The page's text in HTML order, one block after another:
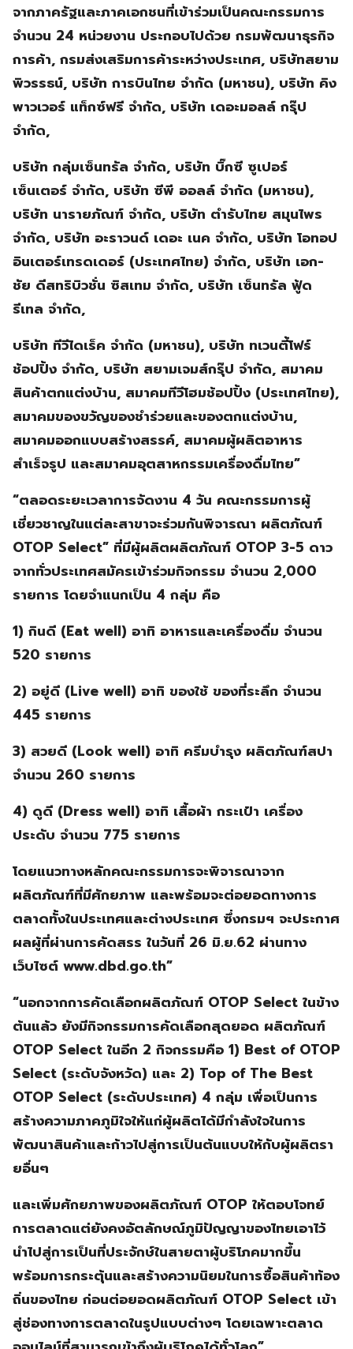
จากภาครัฐและภาคเอกชนที่เข้าร่วมเป็นคณะกรรมการ
จำนวน 24 หน่วยงาน ประกอบไปด้วย กรมพัฒนาธุรกิจ
การค้า, กรมส่งเสริมการค้าระหว่างประเทศ, บริษัทสยาม
พิวรรธน์, บริษัท การบินไทย จำกัด (มหาชน), บริษัท คิง
พาวเวอร์ แท็กซ์ฟรี จำกัด, บริษัท เดอะมอลล์ กรุ๊ป
จำกัด,
บริษัท กลุ่มเซ็นทรัล จำกัด, บริษัท บิ๊กซี ซูเปอร์
เซ็นเตอร์ จำกัด, บริษัท ซีพี ออลล์ จำกัด (มหาชน),
บริษัท นารายภัณฑ์ จำกัด, บริษัท ตำรับไทย สมุนไพร
จำกัด, บริษัท อะราวนด์ เดอะ เนค จำกัด, บริษัท โอทอป
อินเตอร์เทรดเดอร์ (ประเทศไทย) จำกัด, บริษัท เอก-
ชัย ดีสทริบิวชั่น ซิสเทม จำกัด, บริษัท เซ็นทรัล ฟู้ด
รีเทล จำกัด,
บริษัท ทีวีไดเร็ค จำกัด (มหาชน), บริษัท ทเวนตี้โฟร์
ช้อปปิ้ง จำกัด, บริษัท สยามเจมส์กรุ๊ป จำกัด, สมาคม
สินค้าตกแต่งบ้าน, สมาคมทีวีโฮมช้อปปิ้ง (ประเทศไทย),
สมาคมของขวัญของชำร่วยและของตกแต่งบ้าน,
สมาคมออกแบบสร้างสรรค์, สมาคมผู้ผลิตอาหาร
สำเร็จรูป และสมาคมอุตสาหกรรมเครื่องดื่มไทย”
“ตลอดระยะเวลาการจัดงาน 4 วัน คณะกรรมการผู้
เชี่ยวชาญในแต่ละสาขาจะร่วมกันพิจารณา ผลิตภัณฑ์
OTOP Select” ที่มีผู้ผลิตผลิตภัณฑ์ OTOP 3-5 ดาว
จากทั่วประเทศสมัครเข้าร่วมกิจกรรม จำนวน 2,000
รายการ โดยจำแนกเป็น 4 กลุ่ม คือ
1) กินดี (Eat well) อาทิ อาหารและเครื่องดื่ม จำนวน
520 รายการ
2) อยู่ดี (Live well) อาทิ ของใช้ ของที่ระลึก จำนวน
445 รายการ
3) สวยดี (Look well) อาทิ ครีมบำรุง ผลิตภัณฑ์สปา
จำนวน 260 รายการ
4) ดูดี (Dress well) อาทิ เสื้อผ้า กระเป๋า เครื่อง
ประดับ จำนวน 775 รายการ
โดยแนวทางหลักคณะกรรมการจะพิจารณาจาก
ผลิตภัณฑ์ที่มีศักยภาพ และพร้อมจะต่อยอดทางการ
ตลาดทั้งในประเทศและต่างประเทศ ซึ่งกรมฯ จะประกาศ
ผลผู้ที่ผ่านการคัดสรร ในวันที่ 26 มิ.ย.62 ผ่านทาง
เว็บไซต์ www.dbd.go.th”
“นอกจากการคัดเลือกผลิตภัณฑ์ OTOP Select ในข้าง
ต้นแล้ว ยังมีกิจกรรมการคัดเลือกสุดยอด ผลิตภัณฑ์
OTOP Select ในอีก 2 กิจกรรมคือ 1) Best of OTOP
Select (ระดับจังหวัด) และ 2) Top of The Best
OTOP Select (ระดับประเทศ) 4 กลุ่ม เพื่อเป็นการ
สร้างความภาคภูมิใจให้แก่ผู้ผลิตได้มีกำลังใจในการ
พัฒนาสินค้าและก้าวไปสู่การเป็นต้นแบบให้กับผู้ผลิตรา
ยอื่นๆ
และเพิ่มศักยภาพของผลิตภัณฑ์ OTOP ให้ตอบโจทย์
การตลาดแต่ยังคงอัตลักษณ์ภูมิปัญญาของไทยเอาไว้
นำไปสู่การเป็นที่ประจักษ์ในสายตาผู้บริโภคมากขึ้น
พร้อมการกระตุ้นและสร้างความนิยมในการซื้อสินค้าท้อง
ถิ่นของไทย ก่อนต่อยอดผลิตภัณฑ์ OTOP Select เข้า
สู่ช่องทางการตลาดในรูปแบบต่างๆ โดยเฉพาะตลาด